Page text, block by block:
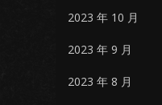
2023 年 10 月
2023 年 9 月
2023 年 8 月